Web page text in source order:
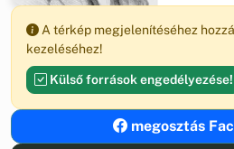
A térkép megjelenítéséhez
kezeléséhez!
Külső források engedélyezése!
megosztás